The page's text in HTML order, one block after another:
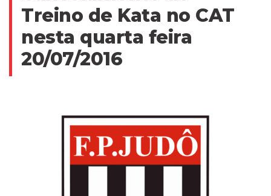
Treino de Kata no CAT
nesta quarta feira
20/07/2016